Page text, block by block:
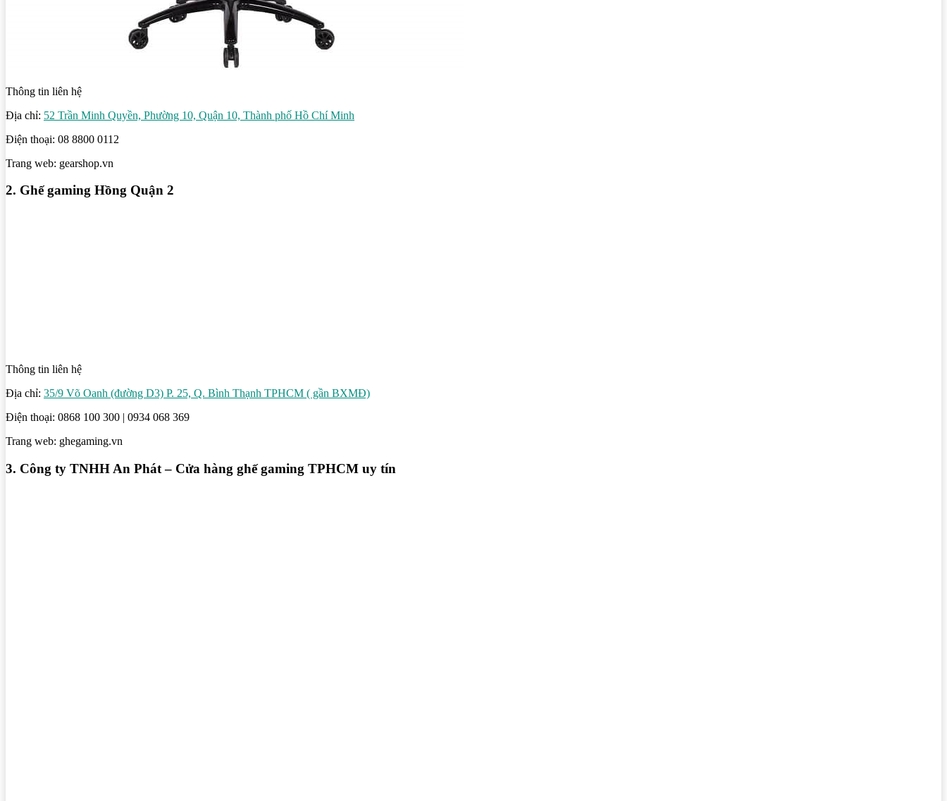
Thông tin liên hệ
Địa chỉ: 52 Trần Minh Quyền, Phường 10, Quận 10, Thành phố Hồ Chí Minh
Điện thoại: 08 8800 0112
Trang web: gearshop.vn
2. Ghế gaming Hồng Quận 2
Thông tin liên hệ
Địa chỉ: 35/9 Võ Oanh (đường D3) P. 25, Q. Bình Thạnh TPHCM ( gần BXMĐ)
Điện thoại: 0868 100 300 | 0934 068 369
Trang web: ghegaming.vn
3. Công ty TNHH An Phát – Cửa hàng ghế gaming TPHCM uy tín